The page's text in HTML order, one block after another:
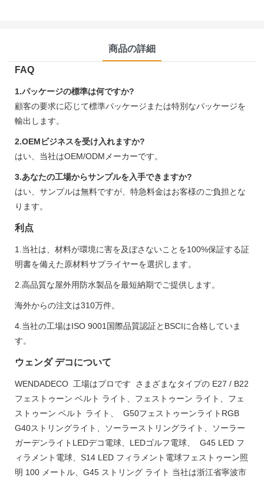
商品の詳細
FAQ
1.パッケージの標準は何ですか?
顧客の要求に応じて標準パッケージまたは特別なパッケージを
輸出します。
2.OEMビジネスを受け入れますか?
はい、当社はOEM/ODMメーカーです。
3.あなたの工場からサンプルを入手できますか?
はい、サンプルは無料ですが、特急料金はお客様のご負担とな
ります。
利点
1.当社は、材料が環境に害を及ぼさないことを100%保証する証
明書を備えた原材料サプライヤーを選択します。
2.高品質な屋外用防水製品を最短納期でご提供します。
海外からの注文は310万件。
4.当社の工場はISO 9001国際品質認証とBSCIに合格していま
す。
ウェンダ デコについて
WENDADECO 工場はプロです さまざまなタイプの E27 / B22
フェストゥーン ベルト ライト、フェストゥーン ライト、フェ
ストゥーン ベルト ライト、 G50フェストゥーンライトRGB
G40ストリングライト、ソーラーストリングライト、ソーラー
ガーデンライトLEDデコ電球、LEDゴルフ電球、 G45 LED フ
ィラメント電球、S14 LED フィラメント電球フェストゥーン照
明 100 メートル、G45 ストリング ライト 当社は浙江省寧波市